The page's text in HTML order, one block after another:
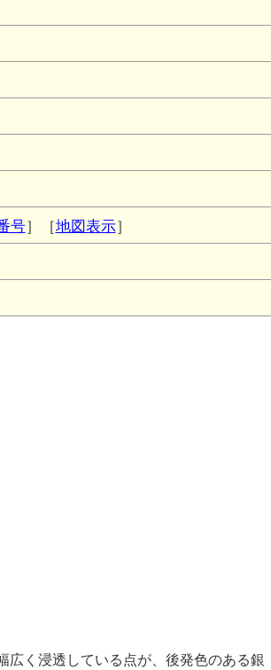
号］［地図表示］
広く浸透している点が、後発色のある銀